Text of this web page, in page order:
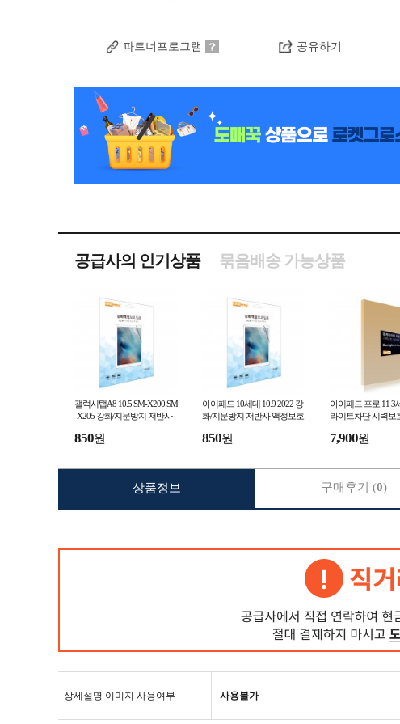
파트너프로그램 공유하기
공급사의 인기상품 묶음배송 가능상품
갤럭시탭A8 10.5 SM-X200 SM
-X205 강화/지문방지 저반사
850원
아이패드 10세대 10.9 2022 강
화/지문방지 저반사 액정보호
850원
아이패드 프로 11 3
라이트차단 시력보
7,900원
상세설명 이미지 사용여부 사용불가
상품정보 구매후기 (0)